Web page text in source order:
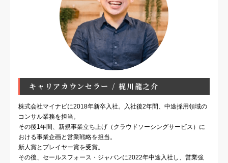
キャリアカウンセラー / 梶川龍之介
株式会社マイナビに2018年新卒入社。入社後2年間、中途採用領域の
コンサル業務を担当。
その後1年間、新規事業立ち上げ（クラウドソーシングサービス）に
おける事業企画と営業戦略を担当。
新人賞とプレイヤー賞を受賞。
その後、セールスフォース・ジャパンに2022年中途入社し、営業強